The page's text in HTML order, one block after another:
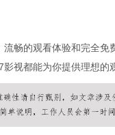
畅的观看体验和完全
视都能为你提供理想